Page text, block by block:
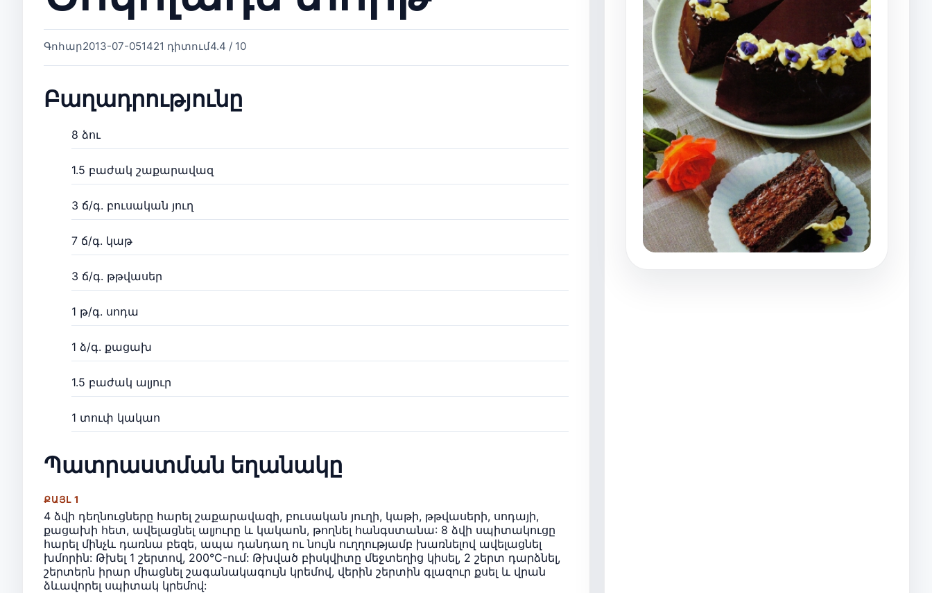
Գոհար2013-07-051421 դիտում4.4 / 10
Բաղադրությունը
8 ձու
1.5 բաժակ շաքարավազ
3 ճ/գ. բուսական յուղ
7 ճ/գ. կաթ
3 ճ/գ. թթվասեր
1 թ/գ. սոդա
1 ձ/գ. քացախ
1.5 բաժակ ալյուր
1 տուփ կակաո
Պատրաստման եղանակը
ՔԱՅԼ 1
4 ձվի դեղնուցները հարել շաքարավազի, բուսական յուղի, կաթի, թթվասերի, սոդայի,
քացախի հետ, ավելացնել ալյուրը և կակաոն, թողնել հանգստանա: 8 ձվի սպիտակուցը
հարել մինչև դառնա բեզե, ապա դանդաղ ու նույն ուղղությամբ խառնելով ավելացնել
խմորին: Թխել 1 շերտով, 200°C-ում: Թխված բիսկվիտը մեջտեղից կիսել, 2 շերտ դարձնել,
շերտերն իրար միացնել շագանակագույն կրեմով, վերին շերտին գլազուր քսել և վրան
ձևավորել սպիտակ կրեմով: